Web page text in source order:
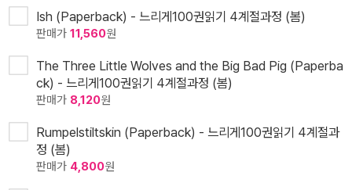
Ish (Paperback) - 느리게100권읽기 4계절과정 (봄)
판매가 11,560원
The Three Little Wolves and the Big Bad Pig (Paperba
ck) - 느리게100권읽기 4계절과정 (봄)
판매가 8,120원
Rumpelstiltskin (Paperback) - 느리게100권읽기 4계절과
정 (봄)
판매가 4,800원